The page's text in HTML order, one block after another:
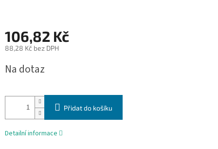
106,82 Kč
88,28 Kč bez DPH
cena:
Na dotaz
Přidat do košíku
Detailní informace